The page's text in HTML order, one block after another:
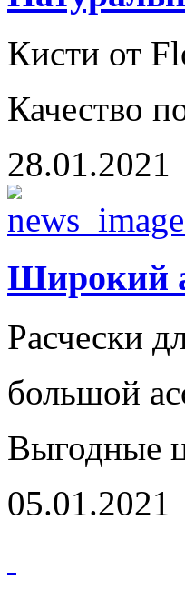
Кисти от
Качество
28.01.2021
Широкий
Расчески
большой
Выгодные
05.01.2021